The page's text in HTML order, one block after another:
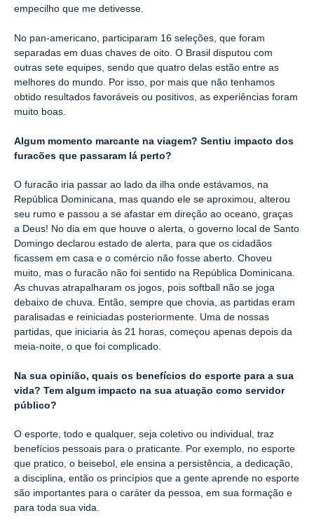
empecilho que me detivesse.
No pan-americano, participaram 16 seleções, que foram
separadas em duas chaves de oito. O Brasil disputou com
outras sete equipes, sendo que quatro delas estão entre as
melhores do mundo. Por isso, por mais que não tenhamos
obtido resultados favoráveis ou positivos, as experiências foram
muito boas.
Algum momento marcante na viagem? Sentiu impacto dos
furacões que passaram lá perto?
O furacão iria passar ao lado da ilha onde estávamos, na
República Dominicana, mas quando ele se aproximou, alterou
seu rumo e passou a se afastar em direção ao oceano, graças
a Deus! No dia em que houve o alerta, o governo local de Santo
Domingo declarou estado de alerta, para que os cidadãos
ficassem em casa e o comércio não fosse aberto. Choveu
muito, mas o furacão não foi sentido na República Dominicana.
As chuvas atrapalharam os jogos, pois softball não se joga
debaixo de chuva. Então, sempre que chovia, as partidas eram
paralisadas e reiniciadas posteriormente. Uma de nossas
partidas, que iniciaria às 21 horas, começou apenas depois da
meia-noite, o que foi complicado.
Na sua opinião, quais os benefícios do esporte para a sua
vida? Tem algum impacto na sua atuação como servidor
público?
O esporte, todo e qualquer, seja coletivo ou individual, traz
benefícios pessoais para o praticante. Por exemplo, no esporte
que pratico, o beisebol, ele ensina a persistência, a dedicação,
a disciplina, então os princípios que a gente aprende no esporte
são importantes para o caráter da pessoa, em sua formação e
para toda sua vida.